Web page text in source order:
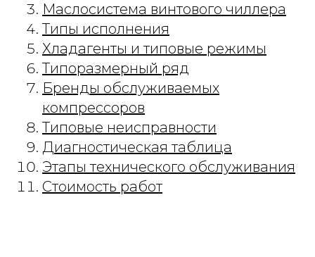
Маслосистема винтового чиллера
Типы исполнения
Хладагенты и типовые режимы
Типоразмерный ряд
Бренды обслуживаемых
компрессоров
Типовые неисправности
Диагностическая таблица
Этапы технического обслуживания
Стоимость работ